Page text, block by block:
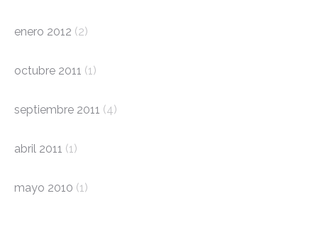
enero 2012 (2)
octubre 2011 (1)
septiembre 2011 (4)
abril 2011 (1)
mayo 2010 (1)